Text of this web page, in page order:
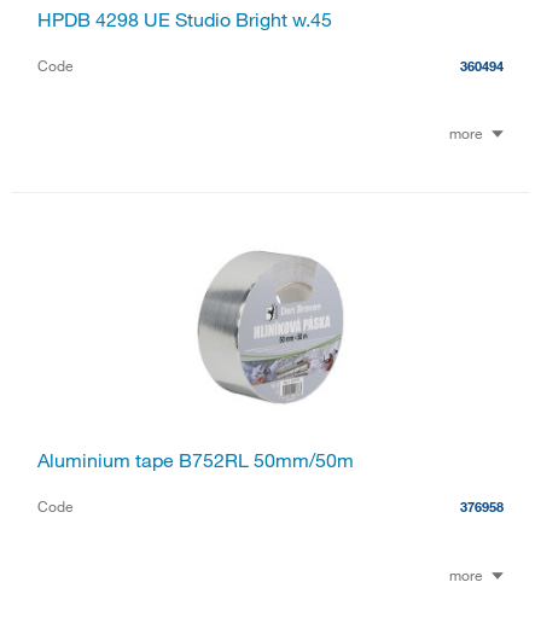
HPDB 4298 UE Studio Bright w.45
Code 360494
more
Aluminium tape B752RL 50mm/50m
Code 376958
more